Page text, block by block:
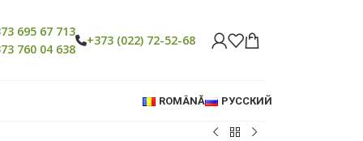
695 67 713
760 04 638
+373 (022) 72-52-68
ROMÂNĂ РУССКИЙ